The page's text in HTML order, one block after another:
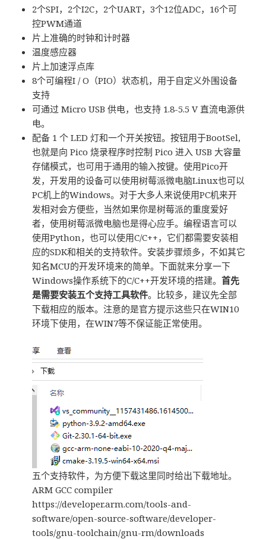
2个SPI，2个I2C，2个UART，3个12位ADC，16个可
控PWM通道
片上准确的时钟和计时器
温度感应器
片上加速浮点库
8个可编程I / O（PIO）状态机，用于自定义外围设备
支持
可通过 Micro USB 供电，也支持 1.8-5.5 V 直流电源供
电。
配备 1 个 LED 灯和一个开关按钮。按钮用于BootSel,
也就是向 Pico 烧录程序时控制 Pico 进入 USB 大容量
存储模式，也可用于通用的输入按键。使用Pico开
发，开发用的设备可以使用树莓派微电脑Linux也可以
PC机上的Windows。对于大多人来说使用PC机来开
发相对会方便些，当然如果你是树莓派的重度爱好
者，使用树莓派微电脑也是得心应手。编程语言可以
使用Python，也可以使用C/C++，它们都需要安装相
应的SDK和相关的支持软件。安装步骤烦多，不如其它
知名MCU的开发环境来的简单。下面就来分享一下
Windows操作系统下的C/C++开发环境的搭建。首先
是需要安装五个支持工具软件。比较多，建议先全部
下载相应的版本。注意的是官方提示这些只在WIN10
环境下使用，在WIN7等不保证能正常使用。
五个支持软件，为方便下载这里同时给出下载地址。
ARM GCC compiler
https://developer.arm.com/tools-and-
software/open-source-software/developer-
tools/gnu-toolchain/gnu-rm/downloads